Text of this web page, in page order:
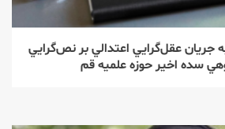
جريان عقل‌‌گرايي اعتدالي بر نص‌‌گرايي
سده اخير حوزه علميه قم